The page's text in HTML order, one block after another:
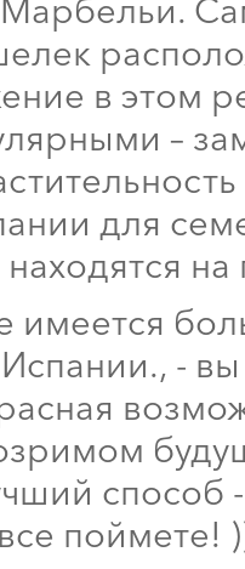
в этом
–
для
имеется
-
поймете!